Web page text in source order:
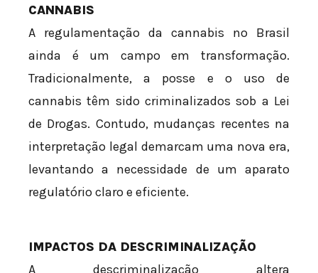
CANNABIS
A regulamentação da cannabis no Brasil
ainda é um campo em transformação.
Tradicionalmente, a posse e o uso de
cannabis têm sido criminalizados sob a Lei
de Drogas. Contudo, mudanças recentes na
interpretação legal demarcam uma nova era,
levantando a necessidade de um aparato
regulatório claro e eficiente.
IMPACTOS DA DESCRIMINALIZAÇÃO
A descriminalização altera